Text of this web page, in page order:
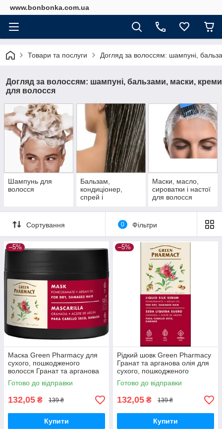
www.bonbonka.com.ua
Товари та послуги Догляд за волоссям: шампуні,
Догляд за волоссям: шампуні, бальзами, маски, креми
для волосся
Шампунь для
волосся
Бальзам,
кондиціонер,
спрей і
волосся
Маски, масло,
сироватки і настої
для волосся
Сортування 0 Фільтри
–5%
Маска Green Pharmacy для
сухого, пошкодженого
волосся Гранат та арганова
олія 300 мл
Готово до відправки
132,05 ₴ 139 ₴
Купити
–5%
Рідкий шовк Green Pharmacy
Гранат та арганова олія для
сухого, пошкодженого
волосся 30 мл
Готово до відправки
132,05 ₴ 139 ₴
Купити